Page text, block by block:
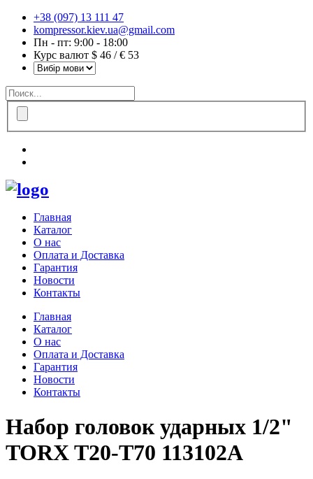
+38 (097) 13 111 47
kompressor.kiev.ua@gmail.com
Пн - пт: 9:00 - 18:00
Курс валют $ 46 / € 53
Главная
Каталог
О нас
Оплата и Доставка
Гарантия
Новости
Контакты
Главная
Каталог
О нас
Оплата и Доставка
Гарантия
Новости
Контакты
Набор головок ударных 1/2"
TORX T20-T70 113102A